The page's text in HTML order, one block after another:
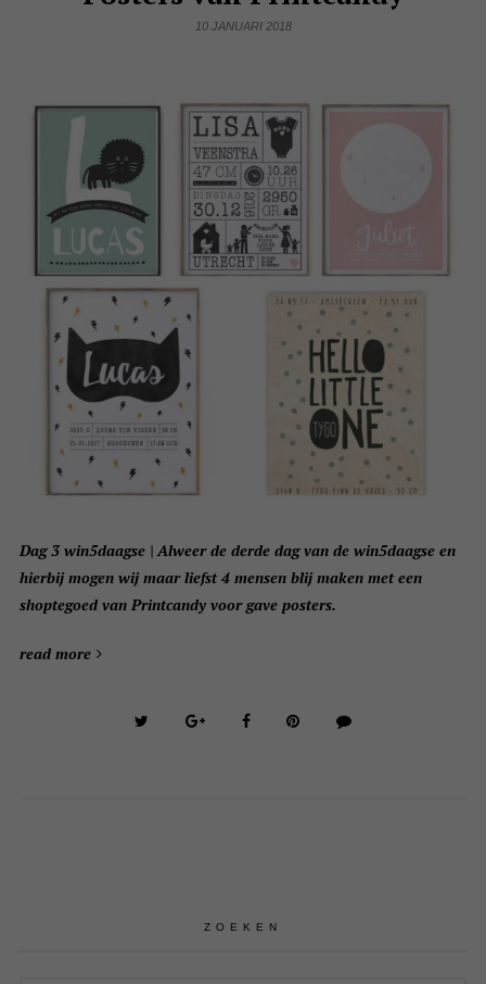
10 JANUARI 2018
Dag 3 win5daagse | Alweer de derde dag van de win5daagse en
hierbij mogen wij maar liefst 4 mensen blij maken met een
shoptegoed van Printcandy voor gave posters.
read more
ZOEKEN